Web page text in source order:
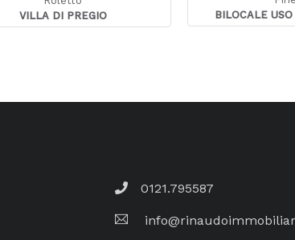
VILLA DI PREGIO
BILOCALE
0121.795587